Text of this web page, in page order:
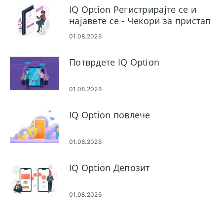
IQ Option Регистрирајте се и
најавете се - Чекори за пристап
до сметката
01.08.2026
Потврдете IQ Option
01.08.2026
IQ Option повлече
01.08.2026
IQ Option Депозит
01.08.2026